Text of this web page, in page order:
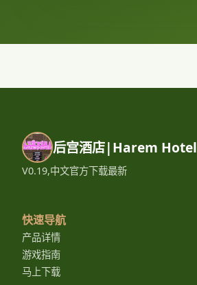
后宫酒店|Harem Hotel
V0.19,中文官方下载最新
快速导航
产品详情
游戏指南
马上下载